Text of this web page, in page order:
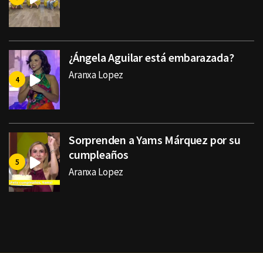
¿Ángela Aguilar está embarazada?
Aranxa Lopez
Sorprenden a Yams Márquez por su
cumpleaños
Aranxa Lopez